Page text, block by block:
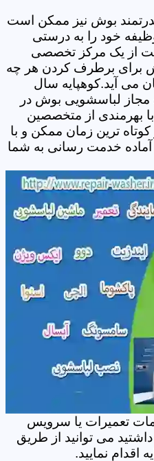
بوش نیز ممکن است
خود را به درستی
از یک مرکز تخصصی
برای برطرف کردن هر چه
می آید.کوهپایه سال
مجاز لباسشویی بوش در
بهرمندی از متخصصین
ترین زمان ممکن و با
آماده خدمت رسانی به شما
تعمیرات یا سرویس
می توانید از طریق
نمایید.